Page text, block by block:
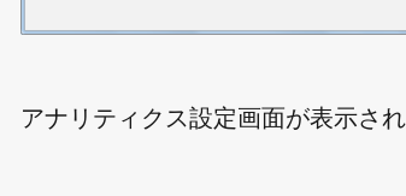
アナリティクス設定画面が表示され